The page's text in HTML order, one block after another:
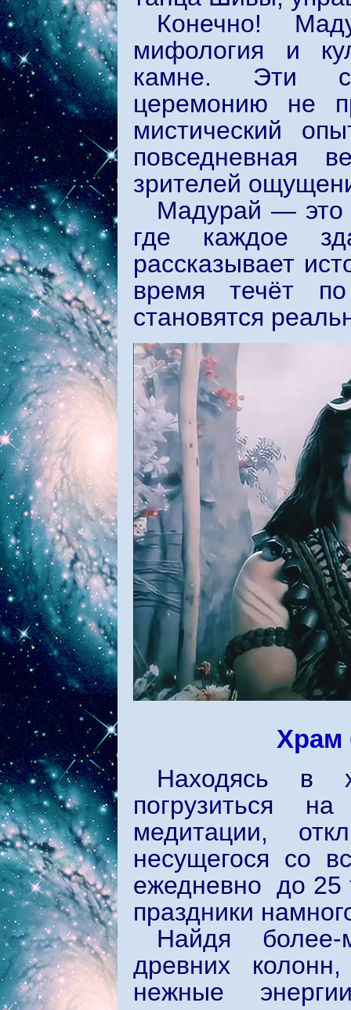
Конечно!
мифология и
камне. Эти
церемонию не
мистический
повседневная
зрителей
Мадурай — это
где каждое
рассказывает
время течёт
становятся
Храм
Находясь в
погрузиться
медитации,
несущегося со
ежедневно до 25
праздники
Найдя
древних
нежные